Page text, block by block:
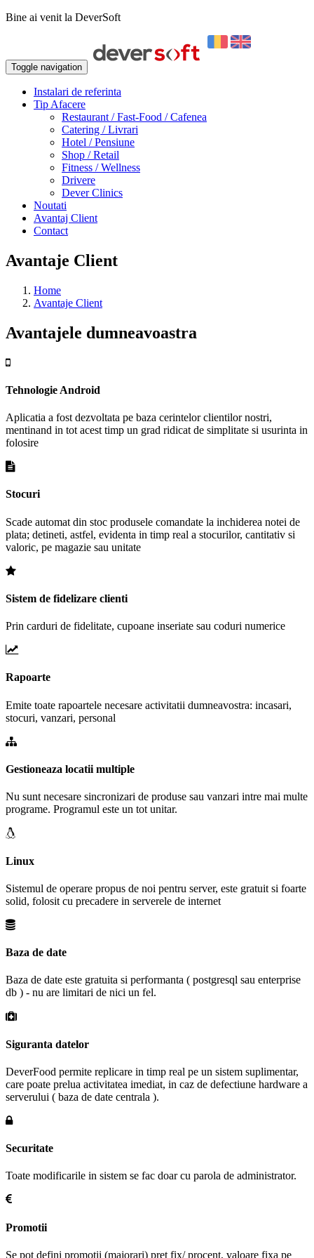
Bine ai venit la DeverSoft
Toggle navigation
Instalari de referinta
Tip Afacere
Restaurant / Fast-Food / Cafenea
Catering / Livrari
Hotel / Pensiune
Shop / Retail
Fitness / Wellness
Drivere
Dever Clinics
Noutati
Avantaj Client
Contact
Avantaje Client
Home
Avantaje Client
Avantajele dumneavoastra
Tehnologie Android
Aplicatia a fost dezvoltata pe baza cerintelor clientilor nostri,
mentinand in tot acest timp un grad ridicat de simplitate si usurinta in
folosire
Stocuri
Scade automat din stoc produsele comandate la inchiderea notei de
plata; detineti, astfel, evidenta in timp real a stocurilor, cantitativ si
valoric, pe magazie sau unitate
Sistem de fidelizare clienti
Prin carduri de fidelitate, cupoane inseriate sau coduri numerice
Rapoarte
Emite toate rapoartele necesare activitatii dumneavostra: incasari,
stocuri, vanzari, personal
Gestioneaza locatii multiple
Nu sunt necesare sincronizari de produse sau vanzari intre mai multe
programe. Programul este un tot unitar.
Linux
Sistemul de operare propus de noi pentru server, este gratuit si foarte
solid, folosit cu precadere in serverele de internet
Baza de date
Baza de date este gratuita si performanta ( postgresql sau enterprise
db ) - nu are limitari de nici un fel.
Siguranta datelor
DeverFood permite replicare in timp real pe un sistem suplimentar,
care poate prelua activitatea imediat, in caz de defectiune hardware a
serverului ( baza de date centrala ).
Securitate
Toate modificarile in sistem se fac doar cu parola de administrator.
Promotii
Se pot defini promotii (majorari) pret fix/ procent, valoare fixa pe